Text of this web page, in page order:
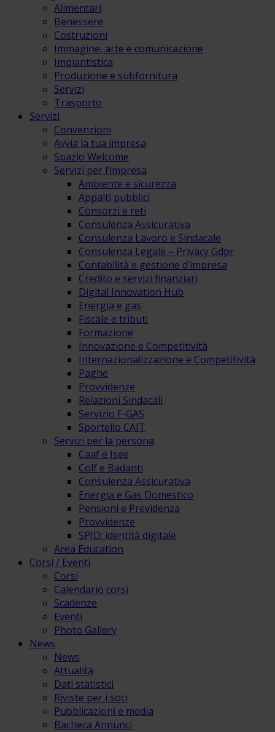
Alimentari
Benessere
Costruzioni
Immagine, arte e comunicazione
Impiantistica
Produzione e subfornitura
Servizi
Trasporto
Servizi
Convenzioni
Avvia la tua impresa
Spazio Welcome
Servizi per l’impresa
Ambiente e sicurezza
Appalti pubblici
Consorzi e reti
Consulenza Assicurativa
Consulenza Lavoro e Sindacale
Consulenza Legale – Privacy Gdpr
Contabilità e gestione d’impresa
Credito e servizi finanziari
Digital Innovation Hub
Energia e gas
Fiscale e tributi
Formazione
Innovazione e Competitività
Internazionalizzazione e Competitività
Paghe
Provvidenze
Relazioni Sindacali
Servizio F-GAS
Sportello CAIT
Servizi per la persona
Caaf e Isee
Colf e Badanti
Consulenza Assicurativa
Energia e Gas Domestico
Pensioni e Previdenza
Provvidenze
SPID: identità digitale
Area Education
Corsi / Eventi
Corsi
Calendario corsi
Scadenze
Eventi
Photo Gallery
News
News
Attualità
Dati statistici
Riviste per i soci
Pubblicazioni e media
Bacheca Annunci